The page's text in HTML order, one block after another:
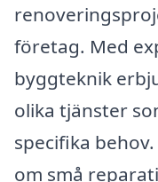
företag. Med
byggteknik
olika tjänster
specifika
om små